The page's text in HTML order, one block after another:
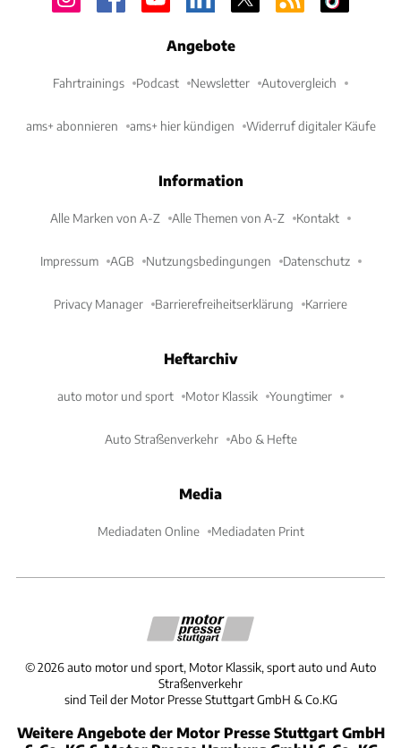
Angebote
Fahrtrainings Podcast Newsletter Autovergleich
ams+ abonnieren ams+ hier kündigen Widerruf digitaler Käufe
Information
Alle Marken von A-Z Alle Themen von A-Z Kontakt
Impressum AGB Nutzungsbedingungen Datenschutz
Privacy Manager Barrierefreiheitserklärung Karriere
Heftarchiv
auto motor und sport Motor Klassik Youngtimer
Auto Straßenverkehr Abo & Hefte
Media
Mediadaten Online Mediadaten Print
©2026 auto motor und sport, Motor Klassik, sport auto und Auto
Straßenverkehr
sind Teil der Motor Presse Stuttgart GmbH & Co.KG
Weitere Angebote der Motor Presse Stuttgart GmbH